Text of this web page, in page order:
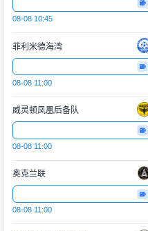
08-08 10:45
菲利米德海湾
08-08 11:00
威灵顿凤凰后备队
08-08 11:00
奥克兰联
08-08 11:00